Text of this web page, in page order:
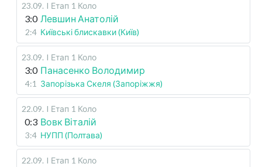
23.09. I Етап 1 Коло
3:0 Левшин Анатолій
2:4 Київські блискавки (Київ)
23.09. I Етап 1 Коло
3:0 Панасенко Володимир
4:1 Запорізька Скеля (Запоріжжя)
22.09. I Етап 1 Коло
0:3 Вовк Віталій
3:4 НУПП (Полтава)
22.09. I Етап 1 Коло